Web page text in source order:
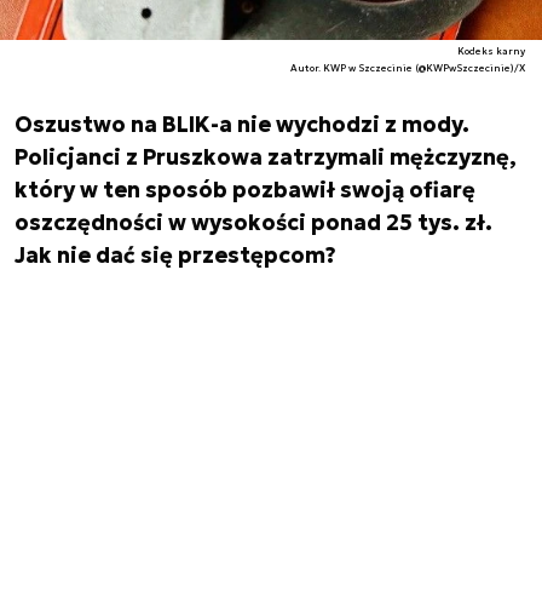
Kodeks karny
Autor. KWP w Szczecinie (@KWPwSzczecinie)/X
Oszustwo na BLIK-a nie wychodzi z mody.
Policjanci z Pruszkowa zatrzymali mężczyznę,
który w ten sposób pozbawił swoją ofiarę
oszczędności w wysokości ponad 25 tys. zł.
Jak nie dać się przestępcom?